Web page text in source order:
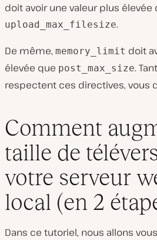
doit avoir une valeur plus élevée
upload_max_filesize.
De même, memory_limit doit
élevée que post_max_size.
respectent ces directives, vous
Comment
taille de
votre serveur
local (en 2
Dans ce tutoriel, nous allons